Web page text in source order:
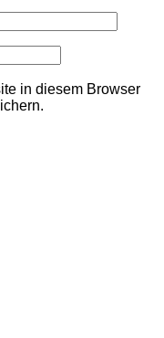
in diesem Browser